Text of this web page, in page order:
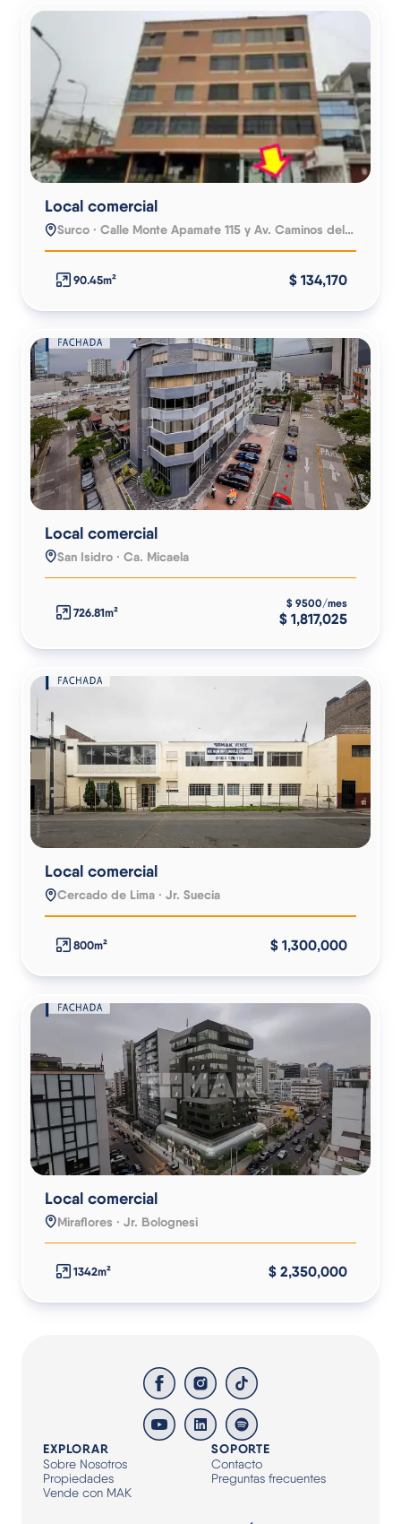
Local comercial
Surco · Calle Monte Apamate 115 y Av. Caminos del Inca
90.45m² $ 134,170
Local comercial
San Isidro · Ca. Micaela
726.81m²
$ 9500/mes
$ 1,817,025
Local comercial
Cercado de Lima · Jr. Suecia
800m² $ 1,300,000
Local comercial
Miraflores · Jr. Bolognesi
1342m² $ 2,350,000
EXPLORAR
Sobre Nosotros
Propiedades
Vende con MAK
SOPORTE
Contacto
Preguntas frecuentes